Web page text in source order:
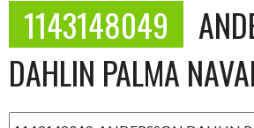
1143148049
DAHLIN PALMA